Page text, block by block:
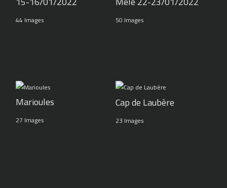
44 Images 50 Images
Marioules
27 Images
Cap de Laubère
23 Images